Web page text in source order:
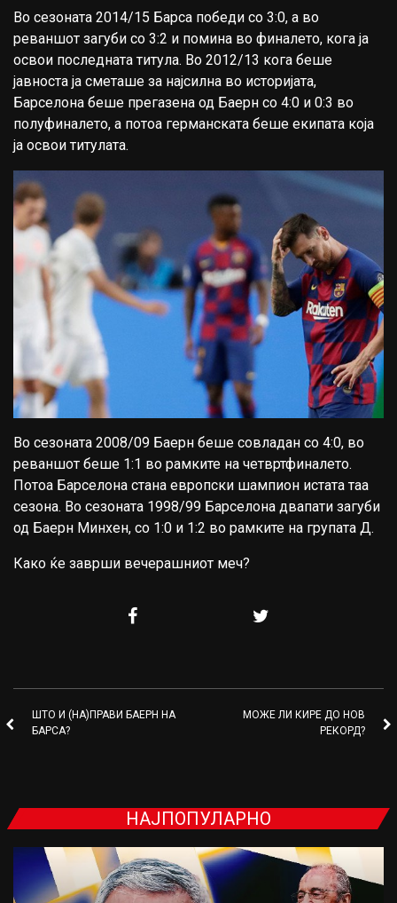
Во сезоната 2014/15 Барса победи со 3:0, а во
реваншот загуби со 3:2 и помина во финалето, кога ја
освои последната титула. Во 2012/13 кога беше
јавноста ја сметаше за најсилна во историјата,
Барселона беше прегазена од Баерн со 4:0 и 0:3 во
полуфиналето, а потоа германската беше екипата која
ја освои титулата.
Во сезоната 2008/09 Баерн беше совладан со 4:0, во
реваншот беше 1:1 во рамките на четвртфиналето.
Потоа Барселона стана европски шампион истата таа
сезона. Во сезоната 1998/99 Барселона двапати загуби
од Баерн Минхен, со 1:0 и 1:2 во рамките на групата Д.
Како ќе заврши вечерашниот меч?
ШТО И (НА)ПРАВИ БАЕРН НА
БАРСА?
МОЖЕ ЛИ КИРЕ ДО НОВ
РЕКОРД?
НАЈПОПУЛАРНО